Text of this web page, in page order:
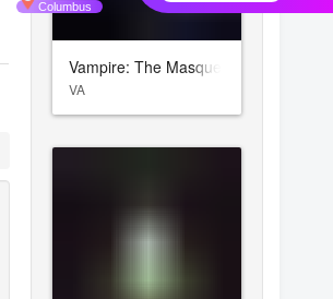
Vampire: The Masquerade – Bloodlines
VA